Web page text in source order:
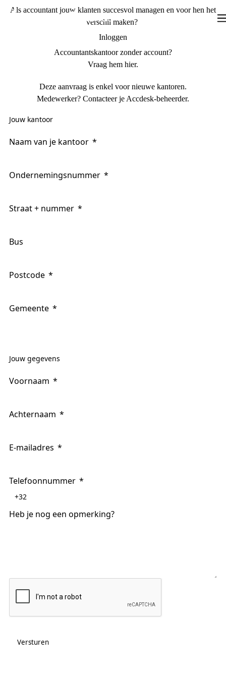
Skip to main content
AccDesk H1
Als accountant jouw klanten succesvol managen en voor hen het
verschil maken?
Inloggen
Accountantskantoor zonder account?
Vraag hem hier.
Deze aanvraag is enkel voor nieuwe kantoren.
Medewerker? Contacteer je Accdesk-beheerder.
Jouw kantoor
Naam van je kantoor
Ondernemingsnummer
Straat + nummer
Bus
Postcode
Gemeente
Jouw gegevens
Voornaam
Achternaam
E-mailadres
Telefoonnummer
Heb je nog een opmerking?
Versturen